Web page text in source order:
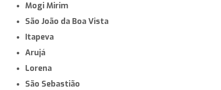
Mogi Mirim
São João da Boa Vista
Itapeva
Arujá
Lorena
São Sebastião